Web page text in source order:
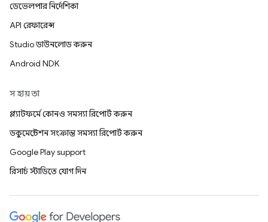
ডেভেলপার নির্দেশিকা
API রেফারেন্স
Studio ডাউনলোড করুন
Android NDK
সহায়তা
প্ল্যাটফর্মে কোনও সমস্যা রিপোর্ট করুন
ডকুমেন্টেশন সংক্রান্ত সমস্যা রিপোর্ট করুন
Google Play support
রিসার্চ স্টাডিতে যোগ দিন